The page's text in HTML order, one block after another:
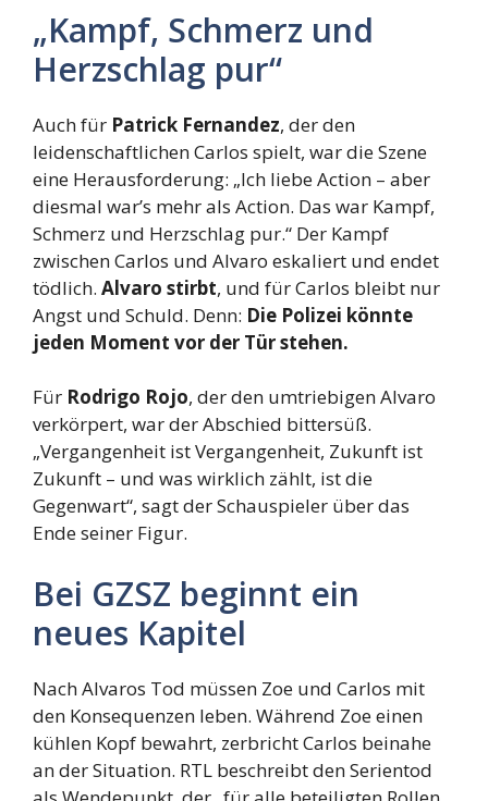
„Kampf, Schmerz und
Herzschlag pur“
Auch für Patrick Fernandez, der den
leidenschaftlichen Carlos spielt, war die Szene
eine Herausforderung: „Ich liebe Action – aber
diesmal war’s mehr als Action. Das war Kampf,
Schmerz und Herzschlag pur.“ Der Kampf
zwischen Carlos und Alvaro eskaliert und endet
tödlich. Alvaro stirbt, und für Carlos bleibt nur
Angst und Schuld. Denn: Die Polizei könnte
jeden Moment vor der Tür stehen.
Für Rodrigo Rojo, der den umtriebigen Alvaro
verkörpert, war der Abschied bittersüß.
„Vergangenheit ist Vergangenheit, Zukunft ist
Zukunft – und was wirklich zählt, ist die
Gegenwart“, sagt der Schauspieler über das
Ende seiner Figur.
Bei GZSZ beginnt ein
neues Kapitel
Nach Alvaros Tod müssen Zoe und Carlos mit
den Konsequenzen leben. Während Zoe einen
kühlen Kopf bewahrt, zerbricht Carlos beinahe
an der Situation. RTL beschreibt den Serientod